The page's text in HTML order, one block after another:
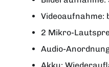
Videoaufnahme:
2 Mikro-
Audio-